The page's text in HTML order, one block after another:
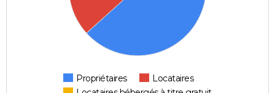
Propriétaires
Locataires